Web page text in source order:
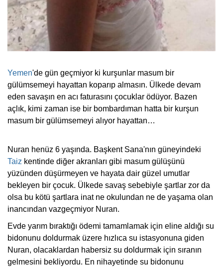
Yemen'de gün geçmiyor ki kurşunlar masum bir
gülümsemeyi hayattan koparıp almasın. Ülkede devam
eden savaşın en acı faturasını çocuklar ödüyor. Bazen
açlık, kimi zaman ise bir bombardıman hatta bir kurşun
masum bir gülümsemeyi alıyor hayattan…
Nuran henüz 6 yaşında. Başkent Sana'nın güneyindeki
Taiz kentinde diğer akranları gibi masum gülüşünü
yüzünden düşürmeyen ve hayata dair güzel umutlar
bekleyen bir çocuk. Ülkede savaş sebebiyle şartlar zor da
olsa bu kötü şartlara inat ne okulundan ne de yaşama olan
inancından vazgeçmiyor Nuran.
Evde yarım bıraktığı ödemi tamamlamak için eline aldığı su
bidonunu doldurmak üzere hızlıca su istasyonuna giden
Nuran, olacaklardan habersiz su doldurmak için sıranın
gelmesini bekliyordu. En nihayetinde su bidonunu